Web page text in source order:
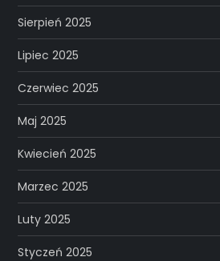
Sierpień 2025
Lipiec 2025
Czerwiec 2025
Maj 2025
Kwiecień 2025
Marzec 2025
Luty 2025
Styczeń 2025